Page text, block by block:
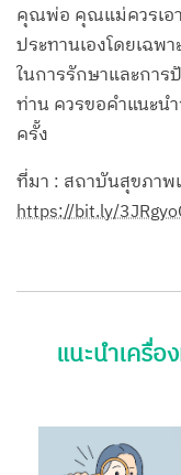
คุณพ่อ คุณแม่ควรเอา
ประทานเองโดยเฉพ
ในการรักษาและกา
ท่าน ควรขอคำแนะน
ครั้ง
ที่มา : สถาบันสุขภา
https://bit.ly/
แนะนำเครื่